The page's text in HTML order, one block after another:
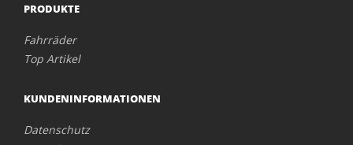
PRODUKTE
Fahrräder
Top Artikel
KUNDENINFORMATIONEN
Datenschutz